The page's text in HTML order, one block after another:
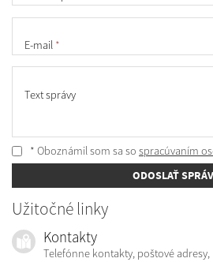
E-mail *
Text správy
* Oboznámil som sa so spracúvaním
ODOSLAŤ
Užitočné linky
Kontakty
Telefónne kontakty, poštové